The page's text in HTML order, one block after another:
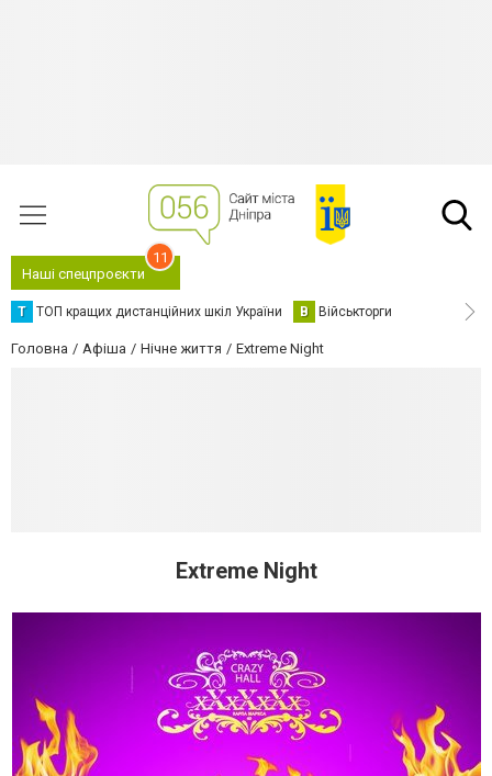
Наші спецпроєкти
11
Т ТОП кращих дистанційних шкіл України В Військторги
Головна Афіша Нічне життя Extreme Night
Extreme Night